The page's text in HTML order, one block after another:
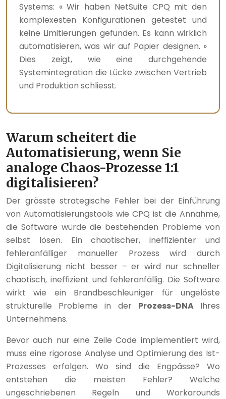
Systems: « Wir haben NetSuite CPQ mit den
komplexesten Konfigurationen getestet und
keine Limitierungen gefunden. Es kann wirklich
automatisieren, was wir auf Papier designen. »
Dies zeigt, wie eine durchgehende
Systemintegration die Lücke zwischen Vertrieb
und Produktion schliesst.
Warum scheitert die
Automatisierung, wenn Sie
analoge Chaos-Prozesse 1:1
digitalisieren?
Der grösste strategische Fehler bei der Einführung
von Automatisierungstools wie CPQ ist die Annahme,
die Software würde die bestehenden Probleme von
selbst lösen. Ein chaotischer, ineffizienter und
fehleranfälliger manueller Prozess wird durch
Digitalisierung nicht besser – er wird nur schneller
chaotisch, ineffizient und fehleranfällig. Die Software
wirkt wie ein Brandbeschleuniger für ungelöste
strukturelle Probleme in der Prozess-DNAIhres
Unternehmens.
Bevor auch nur eine Zeile Code implementiert wird,
muss eine rigorose Analyse und Optimierung des Ist-
Prozesses erfolgen. Wo sind die Engpässe? Wo
entstehen die meisten Fehler? Welche
ungeschriebenen Regeln und Workarounds